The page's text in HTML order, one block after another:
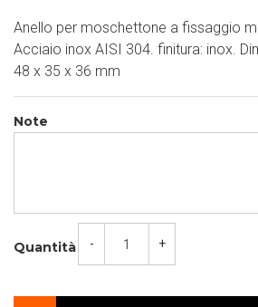
Anello per moschettone a fissaggio
Acciaio inox AISI 304. finitura: inox.
48 x 35 x 36 mm
Note
Quantità - +